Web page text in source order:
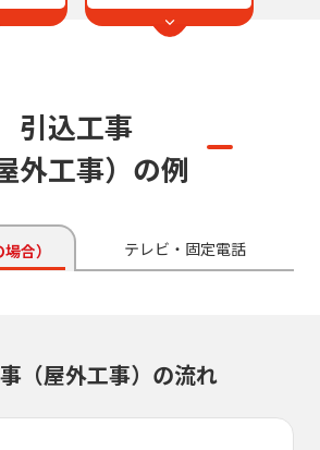
引込工事
外工事）の例
合） テレビ・固定電話
（屋外工事）の流れ